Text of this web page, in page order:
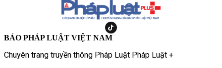
BÁO PHÁP LUẬT VIỆT NAM
Chuyên trang truyền thông Pháp Luật Pháp Luật +